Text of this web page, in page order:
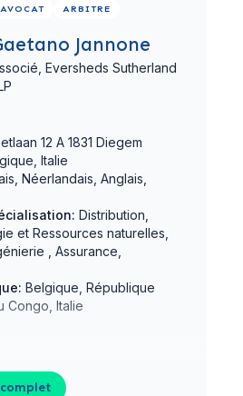
AVOCAT ARBITRE
Jannone
Eversheds Sutherland
12 A 1831 Diegem
Italie
Néerlandais, Anglais,
Distribution,
et Ressources naturelles,
, Assurance,
Belgique, République
Congo, Italie